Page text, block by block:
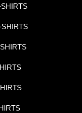
SHIRTS